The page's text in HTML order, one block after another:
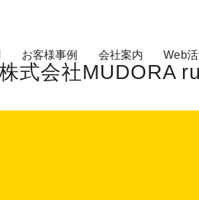
式会社MUDORA
お客様事例 会社案内 Web